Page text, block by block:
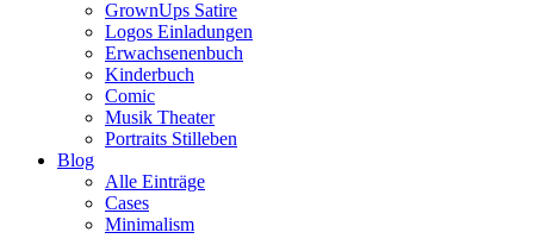
GrownUps Satire
Logos Einladungen
Erwachsenenbuch
Kinderbuch
Comic
Musik Theater
Portraits Stilleben
Blog
Alle Einträge
Cases
Minimalism